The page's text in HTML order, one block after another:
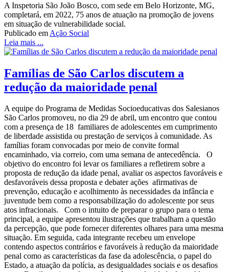
A Inspetoria São João Bosco, com sede em Belo Horizonte, MG,
completará, em 2022, 75 anos de atuação na promoção de jovens
em situação de vulnerabilidade social.
Publicado em Ação Social
Leia mais ...
Famílias de São Carlos discutem a
redução da maioridade penal
A equipe do Programa de Medidas Socioeducativas dos Salesianos
São Carlos promoveu, no dia 29 de abril, um encontro que contou
com a presença de 18 familiares de adolescentes em cumprimento
de liberdade assistida ou prestação de serviços à comunidade. As
famílias foram convocadas por meio de convite formal
encaminhado, via correio, com uma semana de antecedência. O
objetivo do encontro foi levar os familiares a refletirem sobre a
proposta de redução da idade penal, avaliar os aspectos favoráveis e
desfavoráveis dessa proposta e debater ações afirmativas de
prevenção, educação e acolhimento às necessidades da infância e
juventude bem como a responsabilização do adolescente por seus
atos infracionais. Com o intuito de preparar o grupo para o tema
principal, a equipe apresentou ilustrações que trabalham a questão
da percepção, que pode fornecer diferentes olhares para uma mesma
situação. Em seguida, cada integrante recebeu um envelope
contendo aspectos contrários e favoráveis à redução da maioridade
penal como as características da fase da adolescência, o papel do
Estado, a atuação da polícia, as desigualdades sociais e os desafios